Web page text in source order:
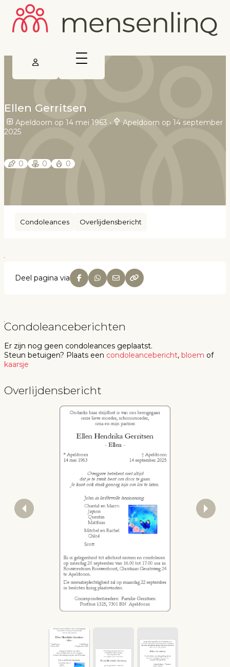
Ellen Gerritsen
Apeldoorn op 14 mei 1963 •
Apeldoorn op 14 september
2025
0 0 0
Condoleances Overlijdensbericht
Deel pagina via
Condoleanceberichten
Er zijn nog geen condoleances geplaatst.
Steun betuigen? Plaats een condoleancebericht, bloem of
kaarsje
Overlijdensbericht